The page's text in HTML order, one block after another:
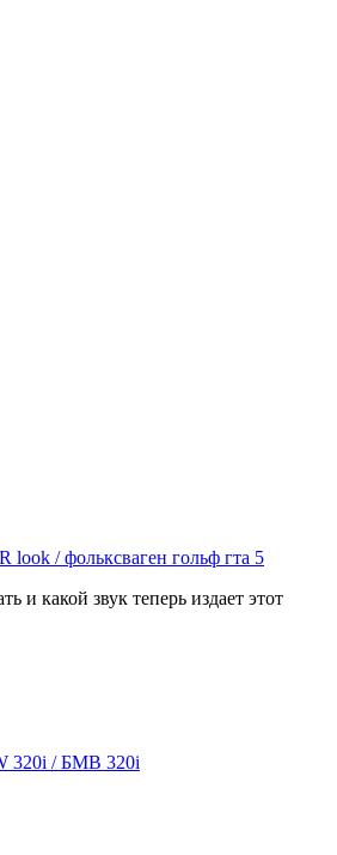
и какой звук теперь издает этот